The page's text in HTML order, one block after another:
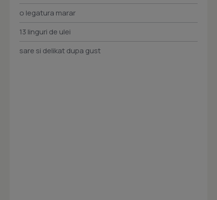
o legatura marar
13 linguri de ulei
sare si delikat dupa gust